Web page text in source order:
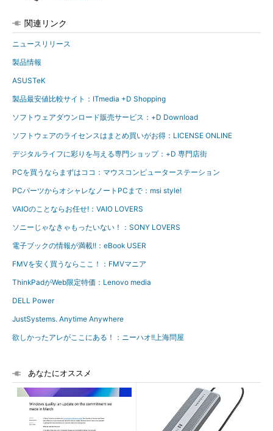
関連リンク
ニュースリリース
製品情報
ASUSTeK
製品最安値比較サイト：ITmedia +D Shopping
ソフトウェアダウンロード販売サービス：+D Download
ソフトウェアのライセンスはまとめ買いがお得：LICENSE ONLINE
デジタルライフに彩りを与える専門ショップ：+D 専門店街
PCを買うならまずはココ：マウスコンピューターステーション
PCパーツからオシャレなノートPCまで：msi style!
VAIOのことならお任せ!：VAIO LOVERS
ソニーじゃなきゃもったいない！：SONY LOVERS
電子ブックの情報が満載!!：eBook USER
FMVを安く買うならここ！：FMVマニア
ThinkPadがWeb限定特価：Lenovo media
DELL Power
JustSystems. Anytime Anywhere
欲しかったアレがここにある！：ニーハオ!!上海問屋
あなたにオススメ